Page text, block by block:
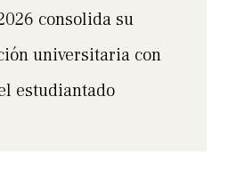
consolida su
universitaria con
estudiantado